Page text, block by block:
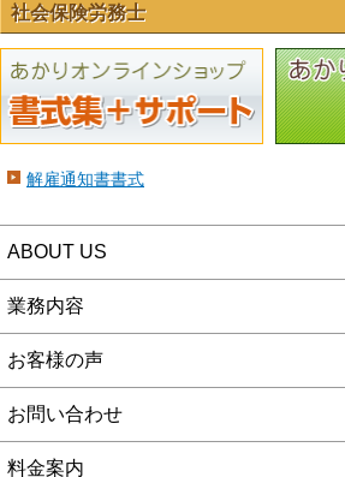
社会保険労務士
解雇通知書書式
ABOUT US
業務内容
お客様の声
お問い合わせ
料金案内